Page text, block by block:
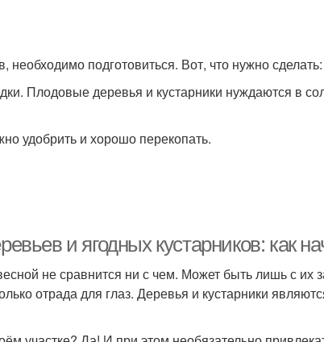
необходимо подготовиться. Вот, что нужно сделать:
Плодовые деревья и кустарники нуждаются в
удобрить и хорошо перекопать.
и ягодных кустарников: как
не сравнится ни с чем. Может быть лишь с
отрада для глаз. Деревья и кустарники